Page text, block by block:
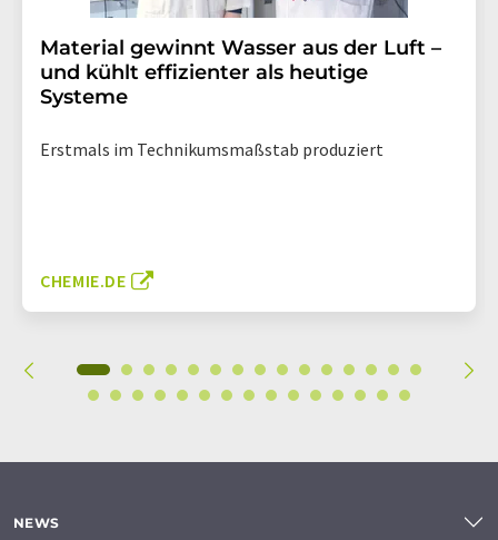
Material gewinnt Wasser aus der Luft –
und kühlt effizienter als heutige
Systeme
Erstmals im Technikumsmaßstab produziert
CHEMIE.DE
NEWS